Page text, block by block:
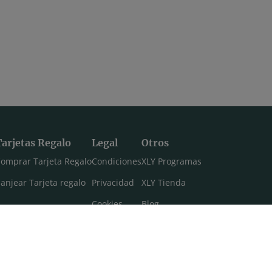
Regalo
Tarjeta Regalo
Tarjeta regalo
Legal
Condiciones
Privacidad
Cookies
Otros
XLY Programas
XLY Tienda
Blog